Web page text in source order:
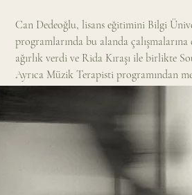
Can Dedeoğlu, lisans eğitimini Bilgi
programlarında bu alanda çalışmalarına
ağırlık verdi ve Rida Kıraşı ile birlikte
Ayrıca Müzik Terapisti programından